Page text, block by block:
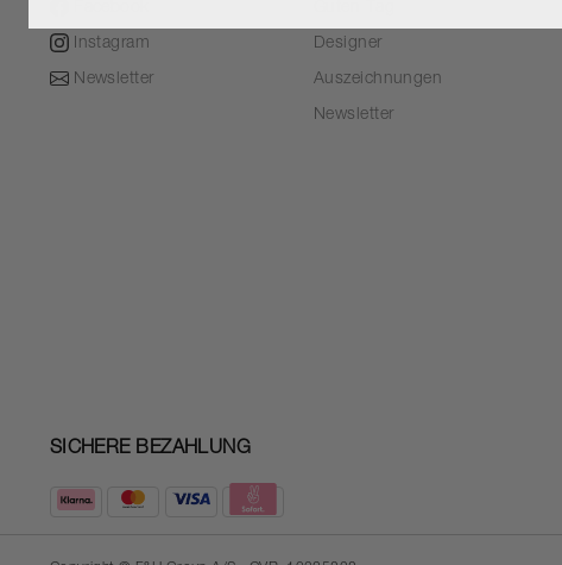
Instagram
Newsletter
Designer
Auszeichnungen
Newsletter
SICHERE BEZAHLUNG